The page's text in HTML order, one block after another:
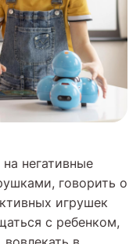
негативные
говорить о
игрушек
с ребенком,